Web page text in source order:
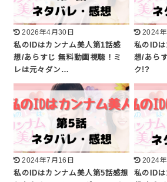
2026年4月30日
私のIDはカンナム美人第1話感
想/あらすじ 無料動画視聴！ミ
レは元々ダン…
2024
私のID
想/あら
ク!?
2024年7月16日
私のIDはカンナム美人第5話感想
2024
私のID